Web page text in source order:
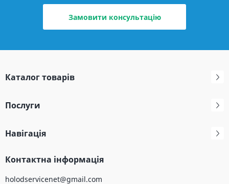
Замовити консультацію
Каталог товарів
Послуги
Навігація
Контактна інформація
holodservicenet@gmail.com